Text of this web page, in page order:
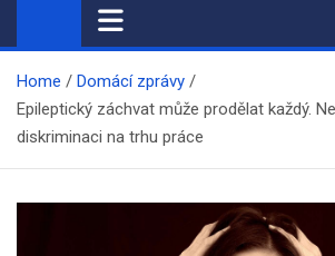
Home
Domácí zprávy
Epileptický záchvat může prodělat každý.
diskriminaci na trhu práce